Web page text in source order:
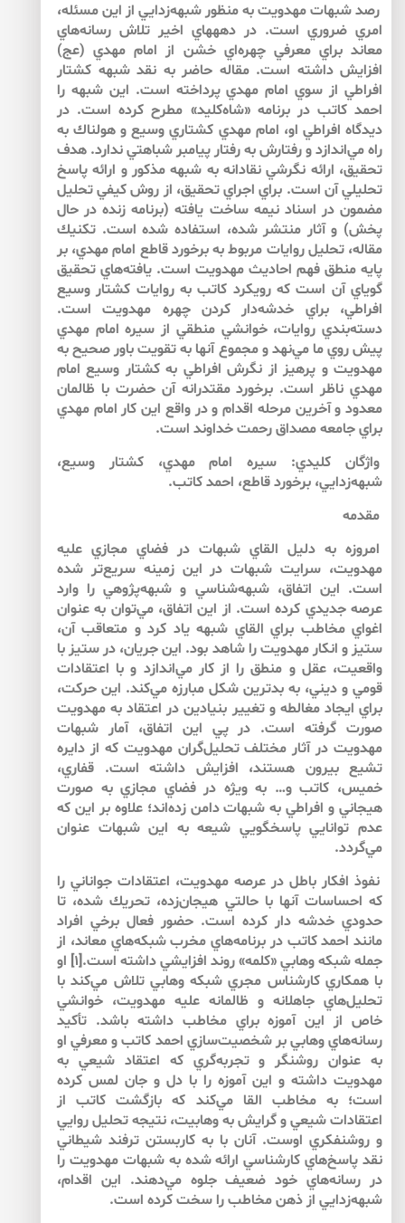
رصد شبهات مهدويت به منظور شبهه‌زدايي از اين مسئله،
امري ضروري است. در دهه­هاي اخير تلاش رسانه‌هاي
معاند براي معرفي چهره‌اي خشن از امام مهدي (عج)
افزايش داشته است. مقاله حاضر به نقد شبهه كشتار
افراطي از سوي امام مهدي پرداخته است. اين شبهه را
احمد كاتب در برنامه «شاه‌كليد» مطرح كرده است. در
ديدگاه افراطي او، امام مهدي كشتاري وسيع و هولناك به
راه مي‌اندازد و رفتارش به رفتار پيامبر شباهتي ندارد. هدف
تحقيق، ارائه نگرشي نقادانه به شبهه مذكور و ارائه پاسخ
تحليلي آن است. براي اجراي تحقيق، از روش كيفي تحليل
مضمون در اسناد نيمه ساخت يافته (برنامه زنده در حال
پخش) و آثار منتشر شده، استفاده شده است. تكنيك
مقاله، تحليل روايات مربوط به برخورد قاطع امام مهدي، بر
پايه منطق فهم احاديث مهدويت است. يافته‌هاي تحقيق
گوياي آن است كه رويكرد كاتب به روايات كشتار وسيع
افراطي، براي خدشه‌دار كردن چهره مهدويت است.
دسته‌بندي روايات، خوانشي منطقي از سيره امام مهدي
پيش روي ما مي‌نهد و مجموع آن­ها به تقويت باور صحيح به
مهدويت و پرهيز از نگرش افراطي به كشتار وسيع امام
مهدي ناظر است. برخورد مقتدرانه آن حضرت با ظالمان
معدود و آخرين مرحله اقدام و در واقع اين كار امام مهدي
براي جامعه مصداق رحمت خداوند است.
واژگان كليدي: سيره امام مهدي، كشتار وسيع،
شبهه‌زدايي، برخورد قاطع، احمد كاتب.
مقدمه
امروزه به دليل القاي شبهات در فضاي مجازي عليه
مهدويت، سرايت شبهات در اين زمينه سريع‌تر شده
است. اين اتفاق، شبهه‌شناسي و شبهه‌پژوهي را وارد
عرصه جديدي كرده است. از اين اتفاق، مي‌توان به عنوان
اغواي مخاطب براي القاي شبهه ياد كرد و متعاقب آن،
ستيز و انكار مهدويت را شاهد بود. اين جريان، در ستيز با
واقعيت، عقل و منطق را از كار مي‌اندازد و با اعتقادات
قومي و ديني، به بدترين شكل مبارزه مي‌كند. اين حركت،
براي ايجاد مغالطه و تغيير بنيادين در اعتقاد به مهدويت
صورت گرفته است. در پي اين اتفاق، آمار شبهات
مهدويت در آثار مختلف تحليل‌گران مهدويت كه از دايره
تشيع بيرون هستند، افزايش داشته است. قفاري،
خميس، كاتب و… به ويژه در فضاي مجازي به صورت
هيجاني و افراطي به شبهات دامن زده‌اند؛ علاوه بر اين كه
عدم توانايي پاسخگويي شيعه به اين شبهات عنوان
مي‌گردد.
نفوذ افكار باطل در عرصه مهدويت، اعتقادات جواناني را
كه احساسات آن­ها با حالتي هيجان‌زده، تحريك شده، تا
حدودي خدشه دار كرده است. حضور فعال برخي افراد
مانند احمد كاتب در برنامه‌هاي مخرب شبكه‌هاي معاند، از
جمله شبكه وهابي «كلمه» روند افزايشي داشته است.[۱] او
با همكاري كارشناس مجري شبكه وهابي تلاش مي‌كند با
تحليل‌هاي جاهلانه و ظالمانه عليه مهدويت، خوانشي
خاص از اين آموزه براي مخاطب داشته باشد. تأكيد
رسانه‌هاي وهابي بر شخصيت‌سازي احمد كاتب و معرفي او
به عنوان روشنگر و تجربه‌گري كه اعتقاد شيعي به
مهدويت داشته و اين آموزه را با دل و جان لمس كرده
است؛ به مخاطب القا مي‌كند كه بازگشت كاتب از
اعتقادات شيعي و گرايش به وهابيت، نتيجه تحليل روايي
و روشنفكري اوست. آنان با به كاربستن ترفند شيطاني
نقد پاسخ‌هاي كارشناسي ارائه شده به شبهات مهدويت را
در رسانه‌هاي خود ضعيف جلوه مي‌دهند. اين اقدام،
شبهه‌زدايي از ذهن مخاطب را سخت كرده است.